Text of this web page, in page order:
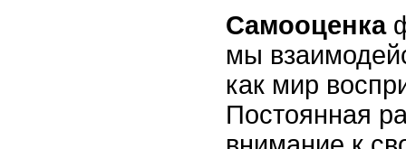
Самооценка
мы
как мир
Постоянная